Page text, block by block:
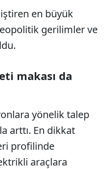
en büyük
gerilimler ve
makası da
yönelik talep
arttı. En dikkat
profilinde
araçlara